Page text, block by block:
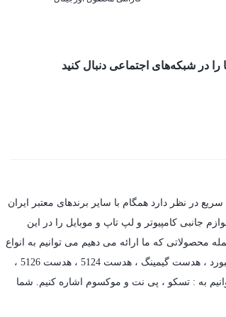
را در شبکه‌های اجتماعی دنبال کنید
در نظر دارد همگام با سایر برندهای معتبر ایران
جانبی کامپیوتر و لپ تاپ و موبایل را در این
محصولاتی که ما ارائه می دهیم می توانیم به انواع
، هدست گیمینگ ، هدست 5124 ، هدست 5126 ،
به : تسکو ، پی نت و موکسوم اشاره کنیم. شما